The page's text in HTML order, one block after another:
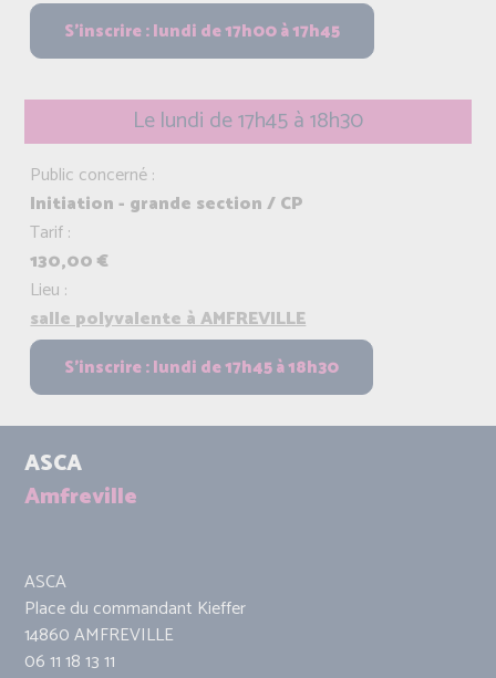
Le lundi de 17h45 à 18h30
Public concerné :
Initiation - grande section / CP
Tarif :
130,00 €
Lieu :
salle polyvalente à AMFREVILLE
ASCA
Amfreville
ASCA
Place du commandant Kieffer
14860 AMFREVILLE
06 11 18 13 11